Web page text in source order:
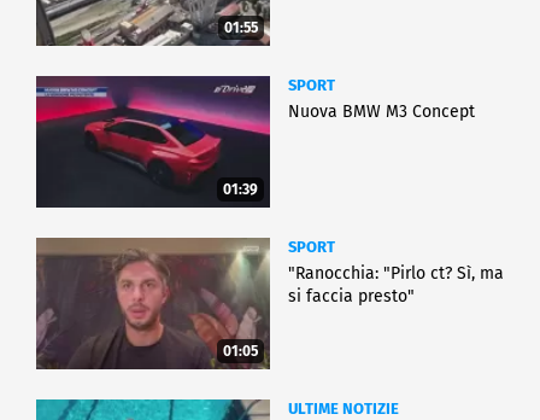
01:55
01:39
SPORT
Nuova BMW M3 Concept
01:05
SPORT
"Ranocchia: "Pirlo ct? Sì, ma
si faccia presto"
ULTIME NOTIZIE